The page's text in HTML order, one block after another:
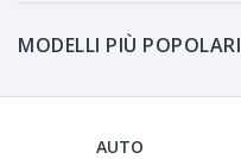
MODELLI PIÙ POPOLARI
AUTO